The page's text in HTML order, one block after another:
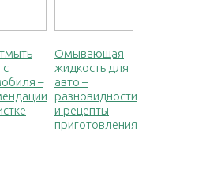
с
–
Омывающая
жидкость для
авто –
разновидности
и рецепты
приготовления